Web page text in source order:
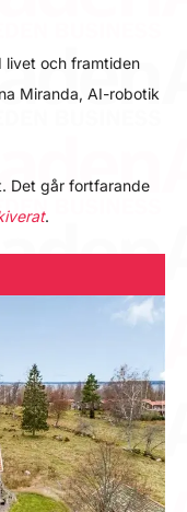
livet och framtiden
Miranda, AI-robotik
Det går fortfarande
.